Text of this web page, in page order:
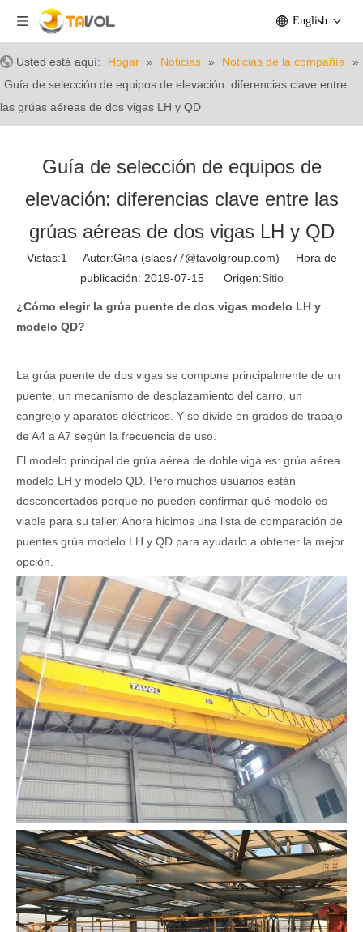
English
Usted está aquí: Hogar » Noticias » Noticias de la compañía
»
Guía de selección de equipos de elevación: diferencias clave entre
las grúas aéreas de dos vigas LH y QD
Guía de selección de equipos de
elevación: diferencias clave entre las
grúas aéreas de dos vigas LH y QD
Vistas:1
Autor:Gina (slaes77@tavolgroup.com) Hora de
publicación: 2019-07-15 Origen:Sitio
¿Cómo elegir la grúa puente de dos vigas modelo LH y
modelo QD?
La grúa puente de dos vigas se compone principalmente de un
puente, un mecanismo de desplazamiento del carro, un
cangrejo y aparatos eléctricos. Y se divide en grados de trabajo
de A4 a A7 según la frecuencia de uso.
El modelo principal de grúa aérea de doble viga es: grúa aérea
modelo LH y modelo QD. Pero muchos usuarios están
desconcertados porque no pueden confirmar qué modelo es
viable para su taller. Ahora hicimos una lista de comparación de
puentes grúa modelo LH y QD para ayudarlo a obtener la mejor
opción.